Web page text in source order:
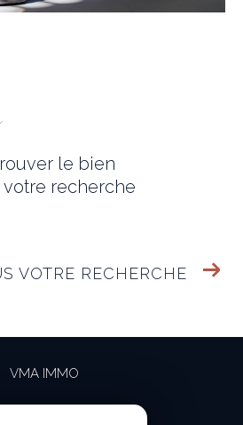
le bien
votre recherche
VOTRE RECHERCHE
VMA IMMO